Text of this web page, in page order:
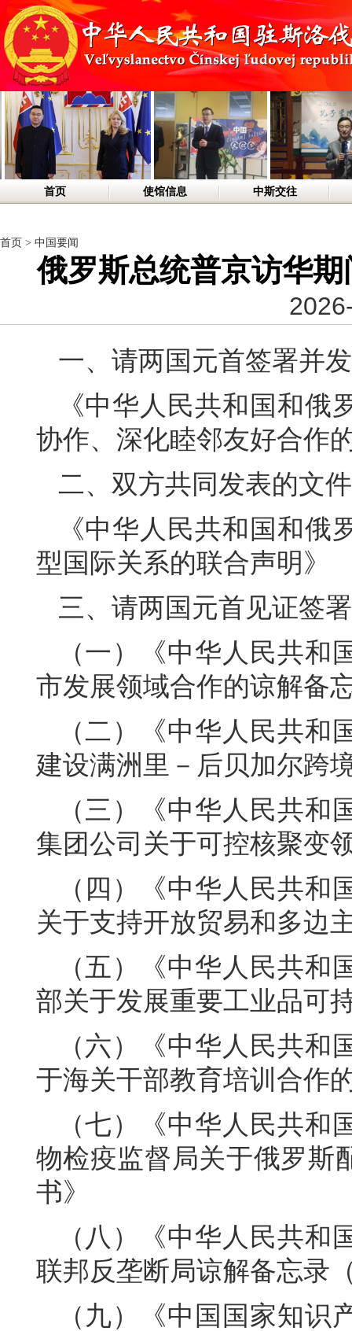
首页 使馆信息 中斯交往
首页 > 中国要闻
俄罗斯总统普京访华
一、请两国元首签署并
《中华人民共和国和
协作、深化睦邻友好合作
二、双方共同发表的文件
《中华人民共和国和
型国际关系的联合声明》
三、请两国元首见证签
（一）《中华人民共
市发展领域合作的谅解备
（二）《中华人民共
建设满洲里－后贝加尔跨
（三）《中华人民共
集团公司关于可控核聚变
（四）《中华人民共
关于支持开放贸易和多边
（五）《中华人民共
部关于发展重要工业品可
（六）《中华人民共
于海关干部教育培训合作
（七）《中华人民共
物检疫监督局关于俄罗斯
书》
（八）《中华人民共
联邦反垄断局谅解备忘录
（九）《中国国家知